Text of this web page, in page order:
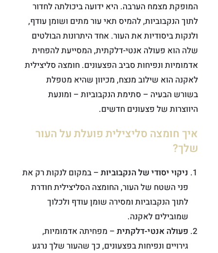
המופקת מצמח הערבה. היא ידועה ביכולתה לחדור
לתוך הנקבוביות, להמיס תאי עור מתים ושומן עודף,
ולנקות ביסודיות את העור. אחד היתרונות הבולטים
שלה הוא פעולה אנטי-דלקתית, המסייעת להפחית
אדמומיות ונפיחות סביב הפצעונים. חומצה סליצילית
לאקנה הוא שילוב מנצח, מכיוון שהיא מטפלת
בשורש הבעיה – סתימת הנקבוביות – ומונעת
היווצרות של פצעונים חדשים.
איך חומצה סליצילית פועלת על העור
שלך?
ניקוי יסודי של הנקבוביות – במקום לנקות רק את
פני השטח של העור, החומצה הסליצילית חודרת
לתוך הנקבוביות ומסירה שומן עודף ולכלוך
שמובילים לאקנה.
פעולה אנטי-דלקתית – מפחיתה אדמומיות,
גירויים ונפיחות בפצעונים, כך שהעור שלך נרגע